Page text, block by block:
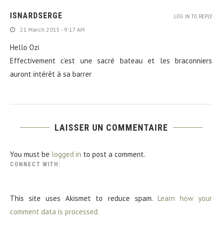
ISNARDSERGE
21 March 2015 - 9:17 AM
Hello Ozi
Effectivement c’est une sacré bateau et les braconniers
auront intérêt à sa barrer
LOG IN TO REPLY
LAISSER UN COMMENTAIRE
You must be logged in to post a comment.
CONNECT WITH:
This site uses Akismet to reduce spam. Learn how your
comment data is processed.